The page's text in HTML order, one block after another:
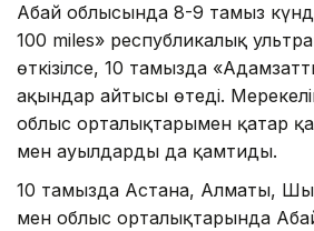
Абай облысында 8-9 тамыз
100 miles» республикалық
өткізілсе, 10 тамызда
ақындар айтысы өтеді.
облыс орталықтарымен қатар
мен ауылдарды да қамтиды.
10 тамызда Астана, Алматы,
мен облыс орталықтарында